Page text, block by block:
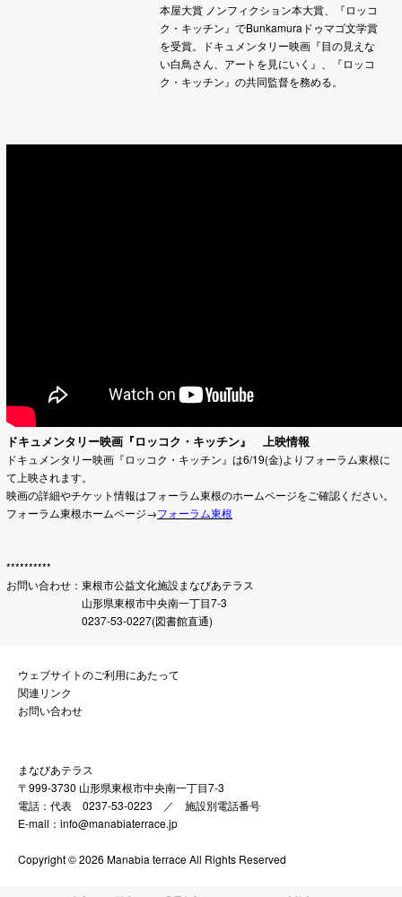
本屋大賞 ノンフィクション本大賞、『ロッコ
ク・キッチン』でBunkamuraドゥマゴ文学賞
を受賞。ドキュメンタリー映画『目の見えな
い白鳥さん、アートを見にいく』、『ロッコ
ク・キッチン』の共同監督を務める。
ドキュメンタリー映画『ロッコク・キッチン』 上映情報
ドキュメンタリー映画『ロッコク・キッチン』は6/19(金)よりフォーラム東根に
て上映されます。
映画の詳細やチケット情報はフォーラム東根のホームページをご確認ください。
フォーラム東根ホームページ→フォーラム東根
**********
お問い合わせ：東根市公益文化施設まなびあテラス
山形県東根市中央南一丁目7-3
0237-53-0227(図書館直通)
ウェブサイトのご利用にあたって
関連リンク
お問い合わせ
まなびあテラス
〒999-3730 山形県東根市中央南一丁目7-3
電話：代表 0237-53-0223 ／ 施設別電話番号
E-mail：info@manabiaterrace.jp
Copyright © 2026 Manabia terrace All Rights Reserved